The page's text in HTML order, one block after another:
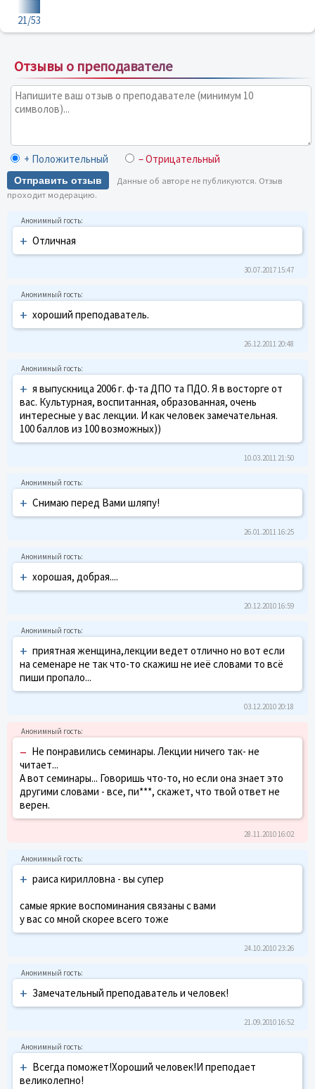
21/53
Отзывы о преподавателе
+ Положительный – Отрицательный
Отправить отзыв
Данные об авторе не публикуются. Отзыв
проходит модерацию.
+ Отличная
30.07.2017 15:47
+ хороший преподаватель.
26.12.2011 20:48
+ я выпускница 2006 г. ф-та ДПО та ПДО. Я в восторге от
вас. Культурная, воспитанная, образованная, очень
интересные у вас лекции. И как человек замечательная.
100 баллов из 100 возможных))
10.03.2011 21:50
+ Снимаю перед Вами шляпу!
26.01.2011 16:25
+ хорошая, добрая....
20.12.2010 16:59
+ приятная женщина,лекции ведет отлично но вот если
на семенаре не так что-то скажиш не иеё словами то всё
пиши пропало...
03.12.2010 20:18
– Не понравились семинары. Лекции ничего так- не
читает...
А вот семинары... Говоришь что-то, но если она знает это
другими словами - все, пи***, скажет, что твой ответ не
верен.
28.11.2010 16:02
+ раиса кирилловна - вы супер
самые яркие воспоминания связаны с вами
у вас со мной скорее всего тоже
24.10.2010 23:26
+ Замечательный преподаватель и человек!
21.09.2010 16:52
+ Всегда поможет!Хороший человек!И преподает
великолепно!